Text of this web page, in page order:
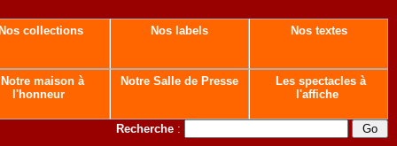
Nos collections Nos labels Nos textes
Notre maison à
l'honneur
Notre Salle de Presse
Les spectacles à
l'affiche
Recherche :